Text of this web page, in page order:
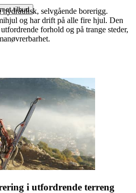
et tilbud
selvgående borerigg.
og har drift på alle fire hjul. Den
forhold og på trange steder,
i utfordrende terreng